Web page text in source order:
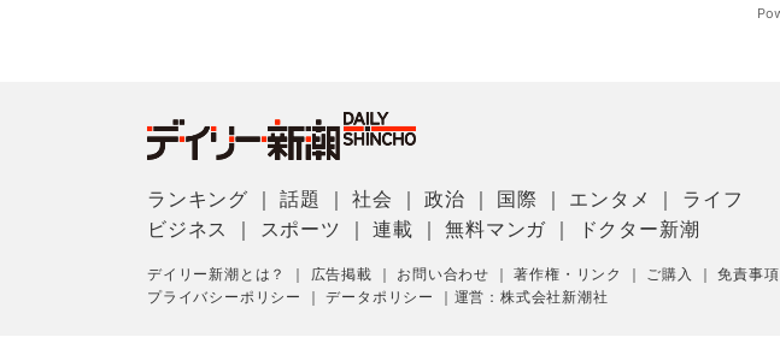
ランキング ｜話題 ｜社会 ｜政治 国際 エンタメ
ライフ
ビジネス
スポーツ ｜連載 ｜無料マンガ ドクター新潮
デイリー新潮とは？ 広告掲載 お問い合わせ ｜著作権・リンク ご購入 ｜免責事項
プライバシーポリシー
｜データポリシー 運営：株式会社新潮社